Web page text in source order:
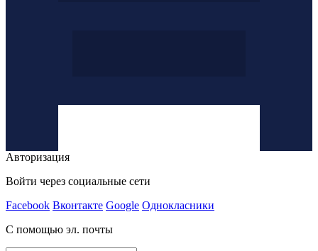
Авторизация
Войти через социальные сети
Facebook Вконтакте Google Однокласники
С помощью эл. почты